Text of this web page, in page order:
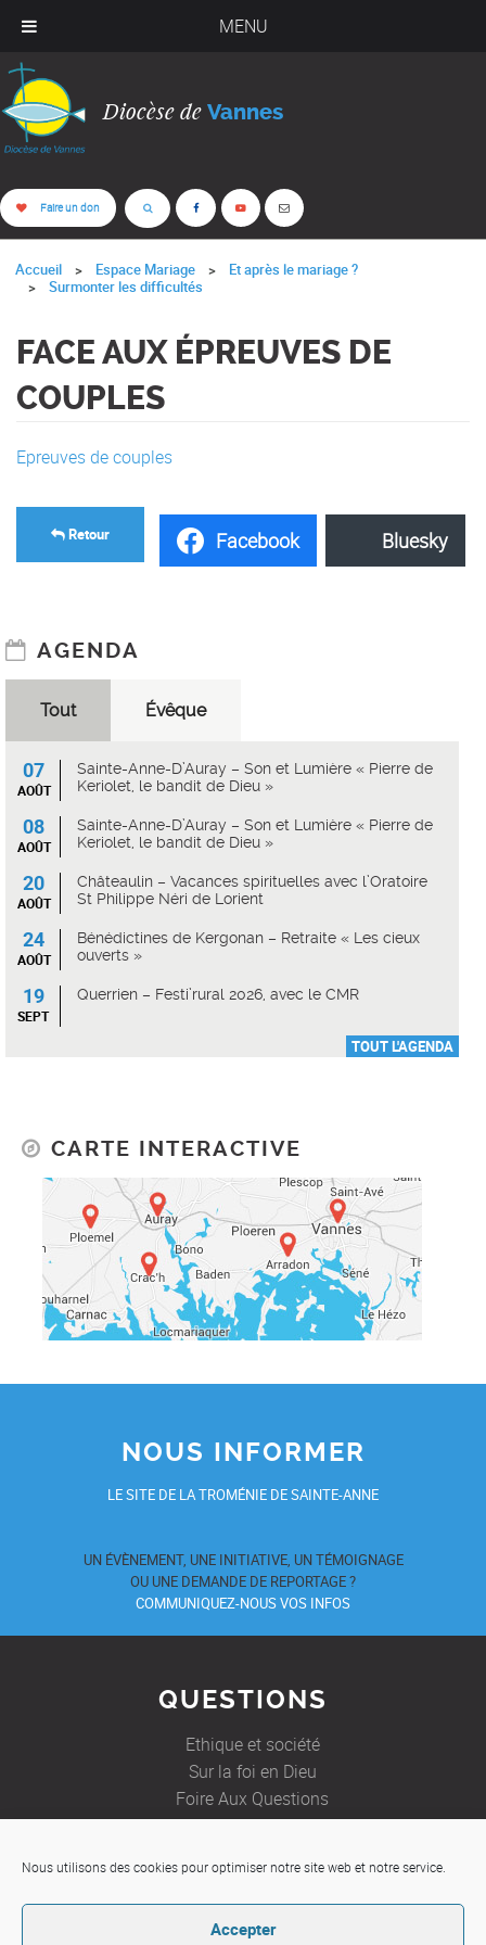
MENU
Nous utilisons des cookies pour optimiser notre site web et notre service.
Accepter
Diocèse de Vannes
Faire un don
Accueil Espace Mariage
Et après le mariage ?
Surmonter les difficultés
FACE AUX ÉPREUVES DE
COUPLES
Epreuves de couples
Facebook Bluesky
Retour
AGENDA
Tout Évêque
07
AOÛT
Sainte-Anne-D’Auray – Son et Lumière « Pierre de
Keriolet, le bandit de Dieu »
08
AOÛT
Sainte-Anne-D’Auray – Son et Lumière « Pierre de
Keriolet, le bandit de Dieu »
20
AOÛT
Châteaulin – Vacances spirituelles avec l’Oratoire
St Philippe Néri de Lorient
24
AOÛT
Bénédictines de Kergonan – Retraite « Les cieux
ouverts »
19
SEPT
Querrien – Festi’rural 2026, avec le CMR
TOUT L'AGENDA
CARTE INTERACTIVE
NOUS INFORMER
LE SITE DE LA TROMÉNIE DE SAINTE-ANNE
UN ÉVÈNEMENT, UNE INITIATIVE, UN TÉMOIGNAGE
OU UNE DEMANDE DE REPORTAGE ?
COMMUNIQUEZ-NOUS VOS INFOS
QUESTIONS
Ethique et société
Sur la foi en Dieu
Foire Aux Questions
JE SOUHAITE